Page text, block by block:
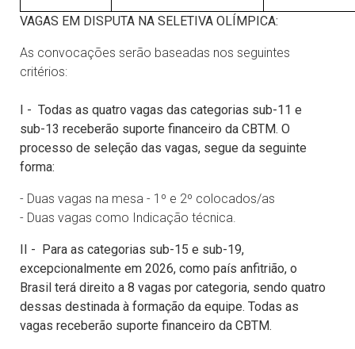
VAGAS EM DISPUTA NA SELETIVA OLÍMPICA:
As convocações serão baseadas nos seguintes
critérios:
I - Todas as quatro vagas das categorias sub-11 e
sub-13 receberão suporte financeiro da CBTM. O
processo de seleção das vagas, segue da seguinte
forma:
- Duas vagas na mesa - 1º e 2º colocados/as
- Duas vagas como Indicação técnica.
II - Para as categorias sub-15 e sub-19,
excepcionalmente em 2026, como país anfitrião, o
Brasil terá direito a 8 vagas por categoria, sendo quatro
dessas destinada à formação da equipe. Todas as
vagas receberão suporte financeiro da CBTM.